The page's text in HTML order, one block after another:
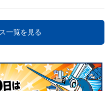
一覧を見る